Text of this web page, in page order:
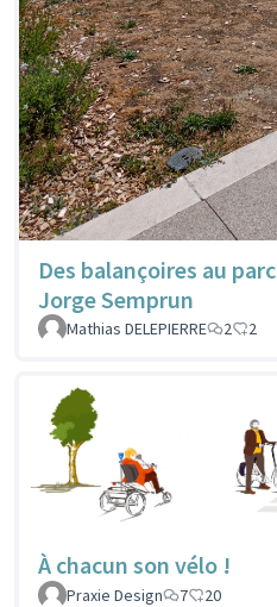
Des balançoires au parc
Jorge Semprun
Mathias DELEPIERRE
2 2
À chacun son vélo !
Praxie Design
7 20